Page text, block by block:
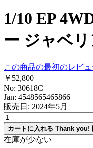
1/10 EP
ー ジャベリ
この商品の最初のレビュ
￥52,800
No: 30618C
Jan: 4548565465866
販売日: 2024年5月
カートに入れる Thank you!
在庫が少ない